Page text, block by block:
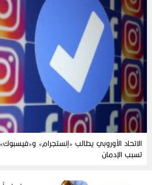
الاتحاد الأوروبي يطالب «إنستجرام»
تسبب الإدمان